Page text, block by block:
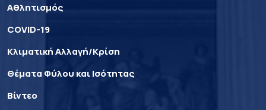
Αθλητισμός
COVID-19
Κλιματική Αλλαγή/Κρίση
Θέματα Φύλου και Ισότητας
Βίντεο